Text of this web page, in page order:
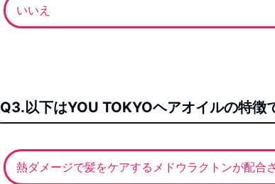
いいえ
Q3.以下はYOU TOKYOヘアオイルの特徴
熱ダメージで髪をケアするメドウラクトンが配合